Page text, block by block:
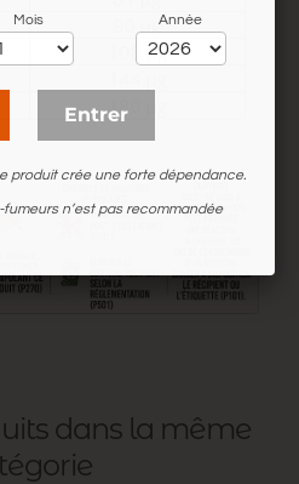
Mois Année
Entrer
produit crée une forte dépendance.
n’est pas recommandée